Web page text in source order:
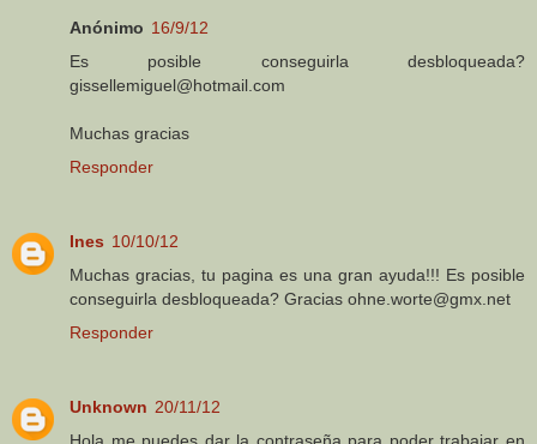
Anónimo 16/9/12
Es posible conseguirla desbloqueada?
gissellemiguel@hotmail.com
Muchas gracias
Responder
Ines 10/10/12
Muchas gracias, tu pagina es una gran ayuda!!! Es posible
conseguirla desbloqueada? Gracias ohne.worte@gmx.net
Responder
Unknown 20/11/12
Hola me puedes dar la contraseña para poder trabajar en